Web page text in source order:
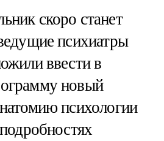
скоро станет
психиатры
ввести в
новый
психологии